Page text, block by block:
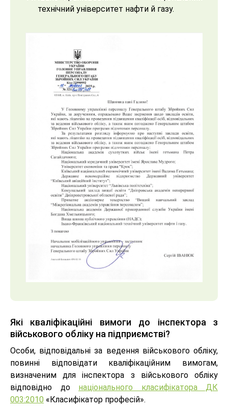
технічний університет нафти й газу.
Які кваліфікаційні вимоги до інспектора з
військового обліку на підприємстві?
Особи, відповідальні за ведення військового обліку,
повинні відповідати кваліфікаційним вимогам,
визначеним для інспектора з військового обліку
відповідно до національного класифікатора ДК
003:2010 «Класифікатор професій».